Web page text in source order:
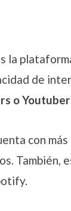
la
de
o
con
También,